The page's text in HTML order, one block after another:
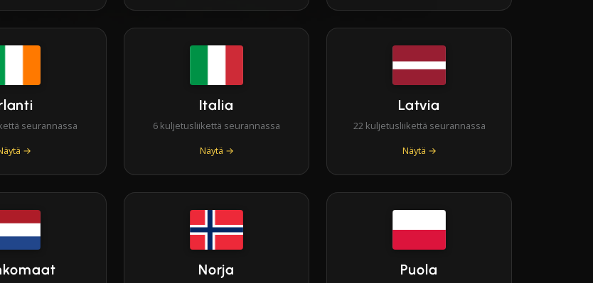
seurannassa
→
Italia
6 kuljetusliikettä seurannassa
Näytä →
Latvia
22 kuljetusliikettä seurannassa
Näytä →
Norja Puola